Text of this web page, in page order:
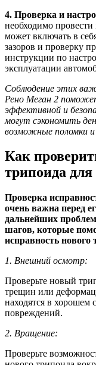
4. Проверка и
необходимо
может включать в
зазоров и проверку
инструкции по
эксплуатации
Соблюдение этих
Рено Меган 2
эффективной и
могут сэкономить
возможные поломки и
Как
трипоида
Проверка
очень важна перед
дальнейших
шагов, которые
исправность нового
1. Внешний осмотр:
Проверьте новый
трещин или
находятся в хорошем
повреждений.
2. Вращение:
Проверьте